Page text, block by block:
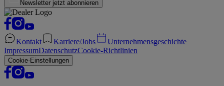
Newsletter jetzt abonnieren
Kontakt Karriere/Jobs
Unternehmensgeschichte
ImpressumDatenschutzCookie-Richtlinien
Cookie-Einstellungen